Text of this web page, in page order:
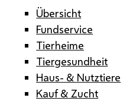
Übersicht
Fundservice
Tierheime
Tiergesundheit
Haus- & Nutztiere
Kauf & Zucht